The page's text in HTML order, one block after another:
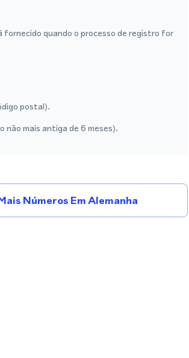
fornecido quando o processo de registro for
postal).
não mais antiga de 6 meses).
Números Em Alemanha